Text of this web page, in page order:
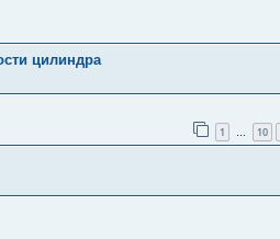
цилиндра
1 … 10